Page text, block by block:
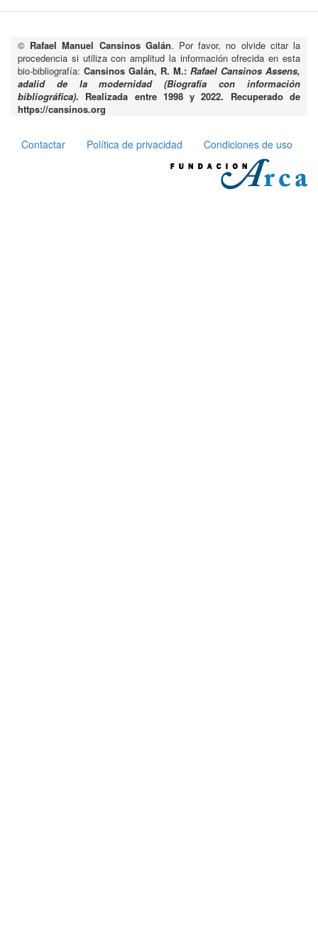
© Rafael Manuel Cansinos Galán. Por favor, no olvide citar la
procedencia si utiliza con amplitud la información ofrecida en esta
bio-bibliografía: Cansinos Galán, R. M.: Rafael Cansinos Assens,
adalid de la modernidad (Biografía con información
bibliográfica). Realizada entre 1998 y 2022. Recuperado de
https://cansinos.org
Pie
Contactar Política de privacidad Condiciones de uso